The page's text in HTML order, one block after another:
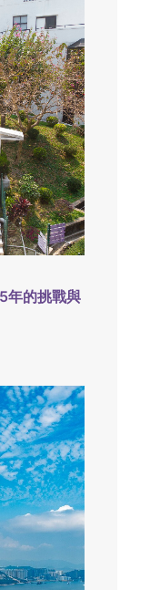
年的挑戰與